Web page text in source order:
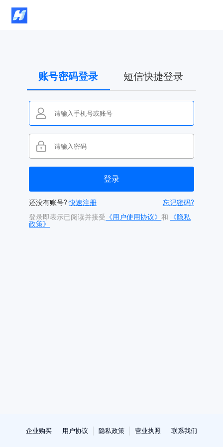
账号密码登录 短信快捷登录
还没有账号?快速注册
忘记密码?
登录即表示已阅读并接受 《用户使用协议》和
《隐私
政策》
企业购买 用户协议 隐私政策 营业执照 联系我们